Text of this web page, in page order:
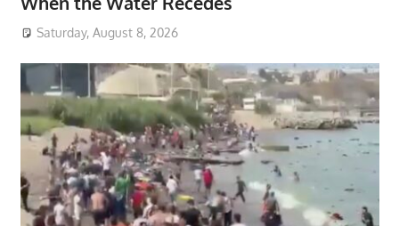
Saturday, August 8, 2026